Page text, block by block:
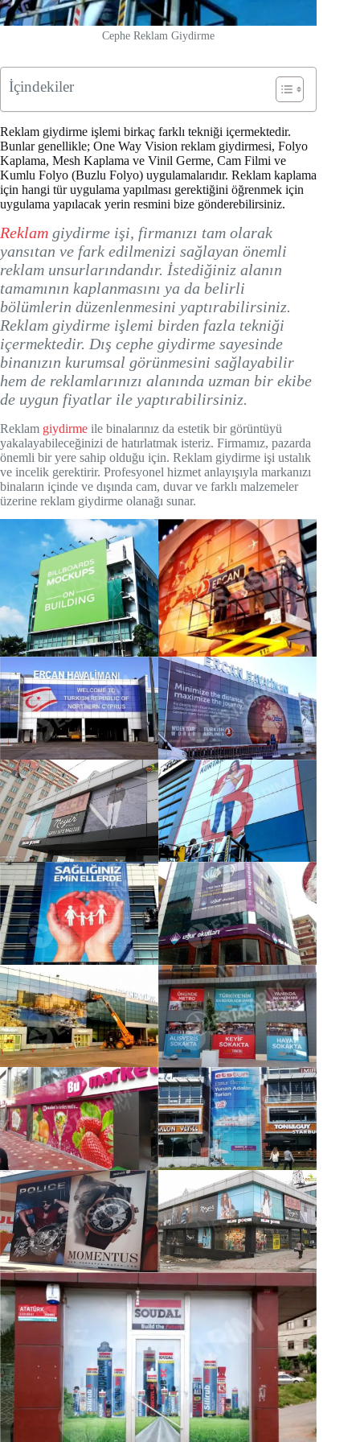
Cephe Reklam Giydirme
İçindekiler
Reklam giydirme işlemi birkaç farklı tekniği içermektedir.
Bunlar genellikle; One Way Vision reklam giydirmesi, Folyo
Kaplama, Mesh Kaplama ve Vinil Germe, Cam Filmi ve
Kumlu Folyo (Buzlu Folyo) uygulamalarıdır. Reklam kaplama
için hangi tür uygulama yapılması gerektiğini öğrenmek için
uygulama yapılacak yerin resmini bize gönderebilirsiniz.
Reklam giydirme işi, firmanızı tam olarak
yansıtan ve fark edilmenizi sağlayan önemli
reklam unsurlarındandır. İstediğiniz alanın
tamamının kaplanmasını ya da belirli
bölümlerin düzenlenmesini yaptırabilirsiniz.
Reklam giydirme işlemi birden fazla tekniği
içermektedir. Dış cephe giydirme sayesinde
binanızın kurumsal görünmesini sağlayabilir
hem de reklamlarınızı alanında uzman bir ekibe
de uygun fiyatlar ile yaptırabilirsiniz.
Reklam giydirme ile binalarınız da estetik bir görüntüyü
yakalayabileceğinizi de hatırlatmak isteriz. Firmamız, pazarda
önemli bir yere sahip olduğu için. Reklam giydirme işi ustalık
ve incelik gerektirir. Profesyonel hizmet anlayışıyla markanızı
binaların içinde ve dışında cam, duvar ve farklı malzemeler
üzerine reklam giydirme olanağı sunar.